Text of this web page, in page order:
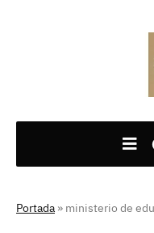
Portada » ministerio de